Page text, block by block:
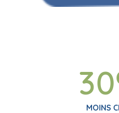
MOINS